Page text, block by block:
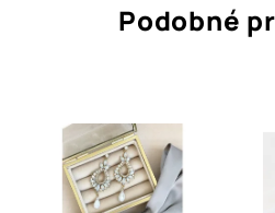
Podobné